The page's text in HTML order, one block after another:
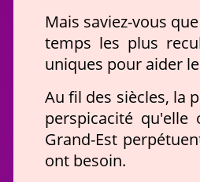
Mais saviez-vous
temps les plus
uniques pour aider
Au fil des siècles, la
perspicacité
Grand-Est
ont besoin.